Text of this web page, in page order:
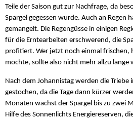
Teile der Saison gut zur Nachfrage, da
Spargel gegessen wurde. Auch an Regen
gemangelt. Die Regengüsse in einigen
für die Erntearbeiten erschwerend, die
profitiert. Wer jetzt noch einmal frischen,
möchte, sollte also nicht mehr allzu lange
Nach dem Johannistag werden die Triebe
gestochen, da die Tage dann kürzer
Monaten wächst der Spargel bis zu zwei
Hilfe des Sonnenlichts Energiereserven,